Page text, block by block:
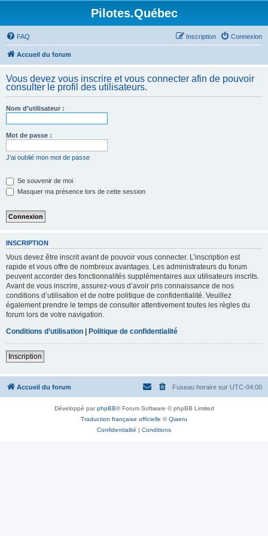
Pilotes.Québec
FAQ Connexion
Inscription
Accueil du forum
Vous devez vous inscrire et vous connecter afin de pouvoir
consulter le profil des utilisateurs.
Nom d’utilisateur :
Mot de passe :
J’ai oublié mon mot de passe
Se souvenir de moi
Masquer ma présence lors de cette session
INSCRIPTION
Vous devez être inscrit avant de pouvoir vous connecter. L’inscription est
rapide et vous offre de nombreux avantages. Les administrateurs du forum
peuvent accorder des fonctionnalités supplémentaires aux utilisateurs inscrits.
Avant de vous inscrire, assurez-vous d’avoir pris connaissance de nos
conditions d’utilisation et de notre politique de confidentialité. Veuillez
également prendre le temps de consulter attentivement toutes les règles du
forum lors de votre navigation.
Conditions d’utilisation | Politique de confidentialité
Inscription
Accueil du forum Fuseau horaire sur UTC-04:00
Développé parphpBB® Forum Software © phpBB Limited
Traduction française officielle ©Qiaeru
Confidentialité | Conditions